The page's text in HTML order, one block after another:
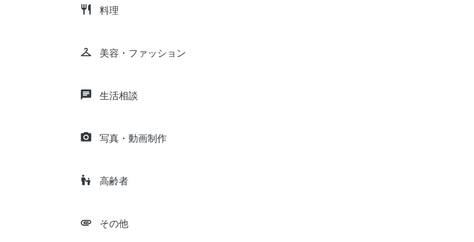
restaurant 料理
checkroom 美容・ファッション
chat 生活相談
camera_alt 写真・動画制作
escalator_warning 高齢者
attachment その他